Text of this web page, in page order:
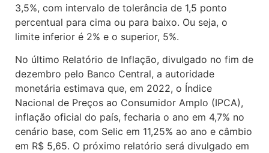
3,5%, com intervalo de tolerância de 1,5 ponto
percentual para cima ou para baixo. Ou seja, o
limite inferior é 2% e o superior, 5%.
No último Relatório de Inflação, divulgado no fim de
dezembro pelo Banco Central, a autoridade
monetária estimava que, em 2022, o Índice
Nacional de Preços ao Consumidor Amplo (IPCA),
inflação oficial do país, fecharia o ano em 4,7% no
cenário base, com Selic em 11,25% ao ano e câmbio
em R$ 5,65. O próximo relatório será divulgado em